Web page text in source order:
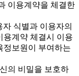
이용계약을 체결한
식별과 이용자의
용계약 체결시 이용
정보원이 부여하는
의 비밀을 보호하